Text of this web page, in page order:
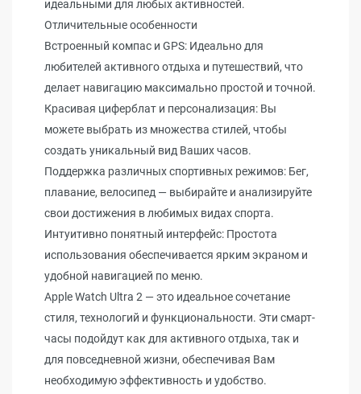
идеальными для любых активностей.
Отличительные особенности
Встроенный компас и GPS: Идеально для
любителей активного отдыха и путешествий, что
делает навигацию максимально простой и точной.
Красивая циферблат и персонализация: Вы
можете выбрать из множества стилей, чтобы
создать уникальный вид Ваших часов.
Поддержка различных спортивных режимов: Бег,
плавание, велосипед — выбирайте и анализируйте
свои достижения в любимых видах спорта.
Интуитивно понятный интерфейс: Простота
использования обеспечивается ярким экраном и
удобной навигацией по меню.
Apple Watch Ultra 2 — это идеальное сочетание
стиля, технологий и функциональности. Эти смарт-
часы подойдут как для активного отдыха, так и
для повседневной жизни, обеспечивая Вам
необходимую эффективность и удобство.